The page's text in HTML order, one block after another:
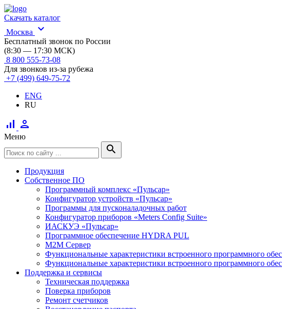
Скачать каталог
Москва
expand_more
Бесплатный звонок по России
(8:30 — 17:30 МСК)
8 800 555-73-08
Для звонков из-за рубежа
+7 (499) 649-75-72
ENG
RU
signal_cellular_alt person
Меню
search
Продукция
Собственное ПО
Программный комплекс «Пульсар»
Конфигуратор устройств «Пульсар»
Программы для пусконаладочных работ
Конфигуратор приборов «Meters Config Suite»
ИАСКУЭ «Пульсар»
Программное обеспечение HYDRA PUL
M2M Сервер
Функциональные характеристики встроенного программного
Функциональные характеристики встроенного программного
Поддержка и сервисы
Техническая поддержка
Поверка приборов
Ремонт счетчиков